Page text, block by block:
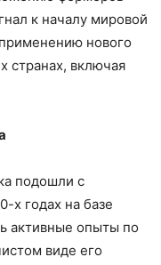
к началу мировой
нового
странах, включая
подошли с
х годах на базе
активные опыты по
виде его